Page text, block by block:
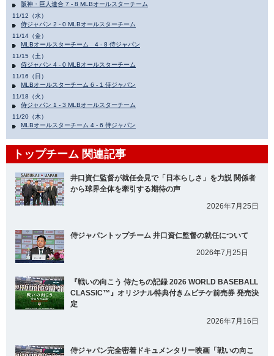
阪神・巨人連合 7 - 8 MLBオールスターチーム
11/12（水）
侍ジャパン 2 - 0 MLBオールスターチーム
11/14（金）
MLBオールスターチーム 4 - 8 侍ジャパン
11/15（土）
侍ジャパン 4 - 0 MLBオールスターチーム
11/16（日）
MLBオールスターチーム 6 - 1 侍ジャパン
11/18（火）
侍ジャパン 1 - 3 MLBオールスターチーム
11/20（木）
MLBオールスターチーム 4 - 6 侍ジャパン
トップチーム 関連記事
井口資仁監督が就任会見で「日本らしさ」を力説 関係者
から球界全体を牽引する期待の声
2026年7月25日
侍ジャパントップチーム 井口資仁監督の就任について
2026年7月25日
『戦いの向こう 侍たちの記録 2026 WORLD BASEBALL
CLASSIC™』オリジナル特典付きムビチケ前売券 発売決
定
2026年7月16日
侍ジャパン完全密着ドキュメンタリー映画「戦いの向こ